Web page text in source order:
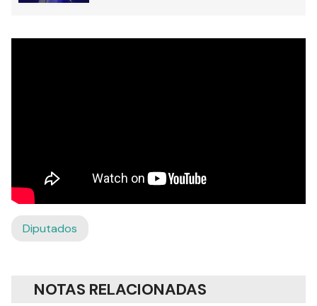
Diputados
NOTAS RELACIONADAS